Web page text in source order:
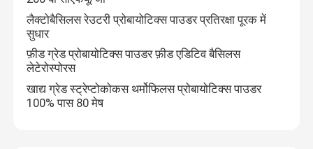
प्राकृतिक चाय पाउडर
हेल्थ केयर पाउडर
लैक्टोबैसिलस रेउटरी प्रोबायोटिक्स पाउडर प्रतिरक्षा पूरक में
सुधार
फ़ीड ग्रेड प्रोबायोटिक्स पाउडर फ़ीड एडिटिव बैसिलस
लेटेरोस्पोरस
खाद्य ग्रेड स्ट्रेप्टोकोकस थर्मोफिलस प्रोबायोटिक्स पाउडर
100% पास 80 मेष